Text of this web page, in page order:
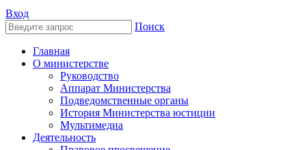
Вход
Поиск
Главная
О министерстве
Руководство
Аппарат Министерства
Подведомственные органы
История Министерства юстиции
Мультимедиа
Деятельность